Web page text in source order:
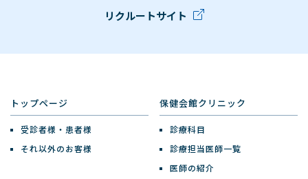
リクルートサイト
トップページ
受診者様・患者様
それ以外のお客様
保健会館クリニック
診療科目
診療担当医師一覧
医師の紹介